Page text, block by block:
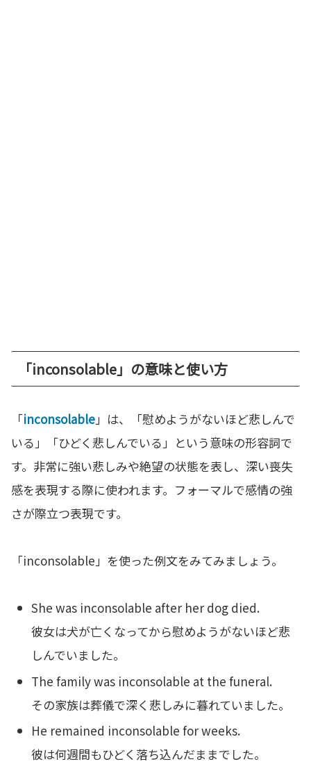
「inconsolable」の意味と使い方
「inconsolable」は、「慰めようがないほど悲しんで
いる」「ひどく悲しんでいる」という意味の形容詞で
す。非常に強い悲しみや絶望の状態を表し、深い喪失
感を表現する際に使われます。フォーマルで感情の強
さが際立つ表現です。
「inconsolable」を使った例文をみてみましょう。
She was inconsolable after her dog died.
彼女は犬が亡くなってから慰めようがないほど悲
しんでいました。
The family was inconsolable at the funeral.
その家族は葬儀で深く悲しみに暮れていました。
He remained inconsolable for weeks.
彼は何週間もひどく落ち込んだままでした。